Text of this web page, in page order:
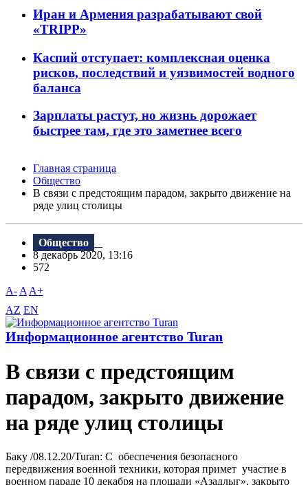
Иран и Армения разрабатывают свой
«TRIPP»
Каспий отступает: комплексная оценка
рисков, последствий и уязвимостей водного
баланса
Зарплаты растут, но жизнь дорожает
быстрее там, где это заметнее всего
Главная страница
Общество
В связи с предстоящим парадом, закрыто движение на
ряде улиц столицы
Общество
8 декабрь 2020, 13:16
572
A- A A+
AZ EN
Информационное агентство Turan
В связи с предстоящим
парадом, закрыто движение
на ряде улиц столицы
Баку /08.12.20/Turan: C обеспечения безопасного
передвижения военной техники, которая примет участие в
военном параде 10 декабря на площади «Азадлыг», закрыто